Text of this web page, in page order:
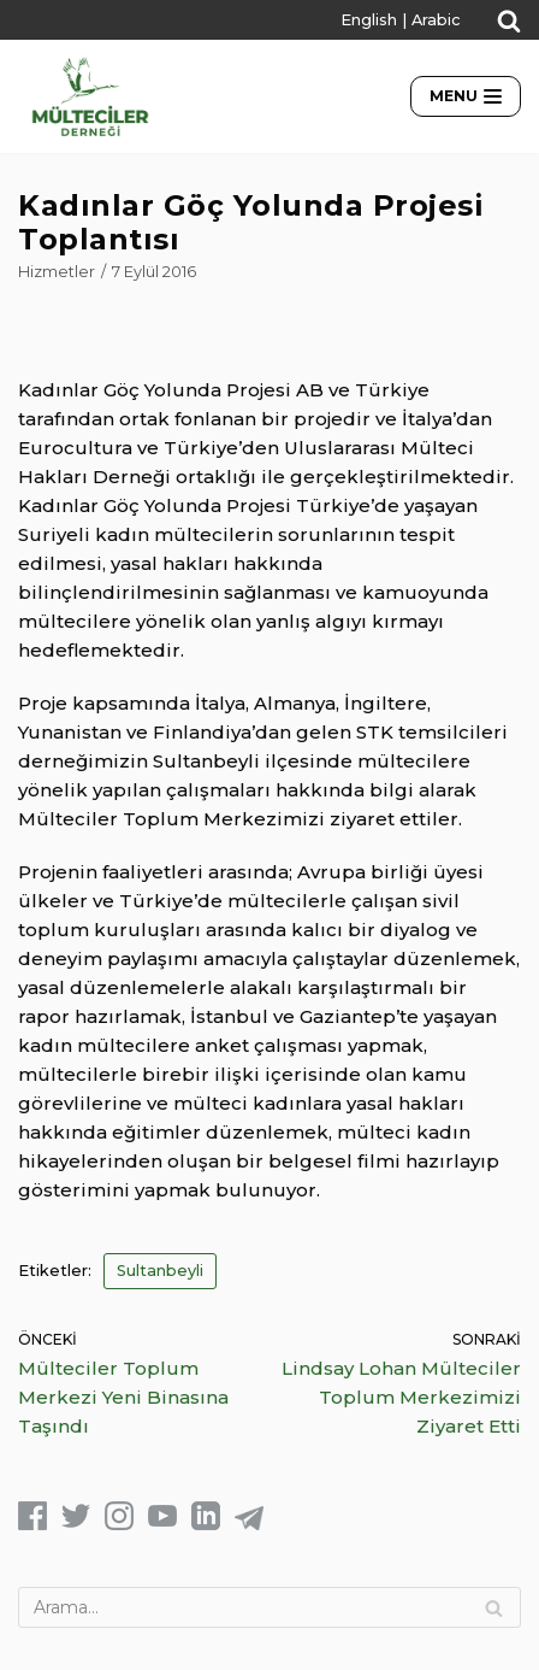
English Arabic
MENU
Kadınlar Göç Yolunda Projesi
Toplantısı
Hizmetler 7 Eylül 2016
Kadınlar Göç Yolunda Projesi AB ve Türkiye
tarafından ortak fonlanan bir projedir ve İtalya’dan
Eurocultura ve Türkiye’den Uluslararası Mülteci
Hakları Derneği ortaklığı ile gerçekleştirilmektedir.
Kadınlar Göç Yolunda Projesi Türkiye’de yaşayan
Suriyeli kadın mültecilerin sorunlarının tespit
edilmesi, yasal hakları hakkında
bilinçlendirilmesinin sağlanması ve kamuoyunda
mültecilere yönelik olan yanlış algıyı kırmayı
hedeflemektedir.
Proje kapsamında İtalya, Almanya, İngiltere,
Yunanistan ve Finlandiya’dan gelen STK temsilcileri
derneğimizin Sultanbeyli ilçesinde mültecilere
yönelik yapılan çalışmaları hakkında bilgi alarak
Mülteciler Toplum Merkezimizi ziyaret ettiler.
Projenin faaliyetleri arasında; Avrupa birliği üyesi
ülkeler ve Türkiye’de mültecilerle çalışan sivil
toplum kuruluşları arasında kalıcı bir diyalog ve
deneyim paylaşımı amacıyla çalıştaylar düzenlemek,
yasal düzenlemelerle alakalı karşılaştırmalı bir
rapor hazırlamak, İstanbul ve Gaziantep’te yaşayan
kadın mültecilere anket çalışması yapmak,
mültecilerle birebir ilişki içerisinde olan kamu
görevlilerine ve mülteci kadınlara yasal hakları
hakkında eğitimler düzenlemek, mülteci kadın
hikayelerinden oluşan bir belgesel filmi hazırlayıp
gösterimini yapmak bulunuyor.
Etiketler: Sultanbeyli
ÖNCEKI
Mülteciler Toplum
Merkezi Yeni Binasına
Taşındı
SONRAKI
Lindsay Lohan Mülteciler
Toplum Merkezimizi
Ziyaret Etti